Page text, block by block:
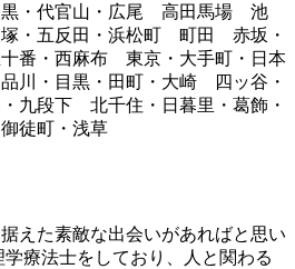
黒・代官山・広尾 高田馬場 池
塚・五反田・浜松町 町田 赤坂・
十番・西麻布 東京・大手町・日本
川・目黒・田町・大崎 四ッ谷・
九段下 北千住・日暮里・葛飾・
徒町・浅草
えた素敵な出会いがあればと思い
療法士をしており、人と関わる